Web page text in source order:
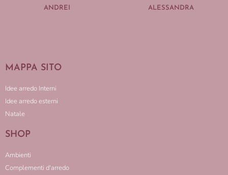
ANDREI ALESSANDRA
MAPPA SITO
Idee arredo Interni
Idee arredo esterni
Natale
SHOP
Ambienti
Complementi d'arredo